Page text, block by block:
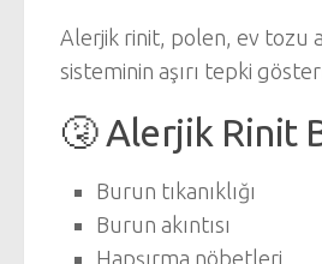
Alerjik rinit, polen, ev tozu
sisteminin aşırı tepki
🤧 Alerjik Rinit
Burun tıkanıklığı
Burun akıntısı
Hapşırma nöbetleri